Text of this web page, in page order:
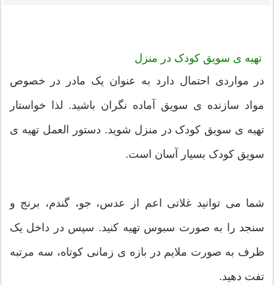
تهیه ی سویق کودک در منزل
در مواردی احتمال دارد به عنوان یک مادر در خصوص
مواد سازنده ی سویق آماده نگران باشید. لذا خواستار
تهیه ی سویق کودک در منزل شوید. دستور العمل تهیه ی
سویق کودک بسیار آسان است.
شما می توانید غلاتی اعم از عدس، جو، گندم، برنج و
سنجد را به صورت سبوس تهیه کنید. سپس در داخل یک
ظرف به صورت ملایم در بازه ی زمانی کوتاه، سه مرتبه
تفت دهید.